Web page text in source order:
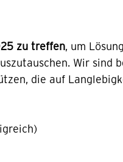
zu treffen, um
Wir
die auf